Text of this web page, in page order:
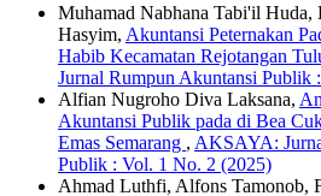
Muhamad Nabhana Tabi'il
Hasyim, Akuntansi Peternakan
Habib Kecamatan Rejotangan
Jurnal Rumpun Akuntansi Publik
Alfian Nugroho Diva Laksana,
Akuntansi Publik pada di Bea
Emas Semarang , AKSAYA:
Publik : Vol. 1 No. 2 (2025)
Ahmad Luthfi, Alfons Tamonob,